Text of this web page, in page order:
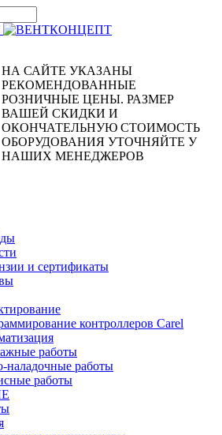
НА САЙТЕ УКАЗАНЫ
РЕКОМЕНДОВАННЫЕ
РОЗНИЧНЫЕ ЦЕНЫ. РАЗМЕР
ВАШЕЙ СКИДКИ И
ОКОНЧАТЕЛЬНУЮ СТОИМОСТЬ
ОБОРУДОВАНИЯ УТОЧНЯЙТЕ У
НАШИХ МЕНЕДЖЕРОВ
и сертификаты
контроллеров Carel
работы
наладочные работы
работы